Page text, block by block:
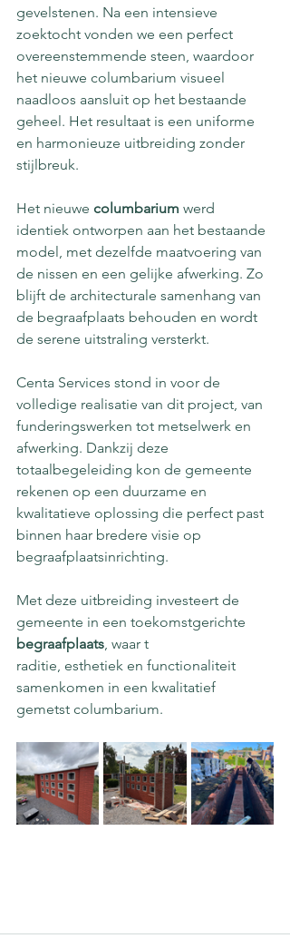
gevelstenen. Na een intensieve
zoektocht vonden we een perfect
overeenstemmende steen, waardoor
het nieuwe columbarium visueel
naadloos aansluit op het bestaande
geheel. Het resultaat is een uniforme
en harmonieuze uitbreiding zonder
stijlbreuk.
Het nieuwe columbarium werd
identiek ontworpen aan het bestaande
model, met dezelfde maatvoering van
de nissen en een gelijke afwerking. Zo
blijft de architecturale samenhang van
de begraafplaats behouden en wordt
de serene uitstraling versterkt.
Centa Services stond in voor de
volledige realisatie van dit project, van
funderingswerken tot metselwerk en
afwerking. Dankzij deze
totaalbegeleiding kon de gemeente
rekenen op een duurzame en
kwalitatieve oplossing die perfect past
binnen haar bredere visie op
begraafplaatsinrichting.
Met deze uitbreiding investeert de
gemeente in een toekomstgerichte
begraafplaats, waar t
raditie, esthetiek en functionaliteit
samenkomen in een kwalitatief
gemetst columbarium.